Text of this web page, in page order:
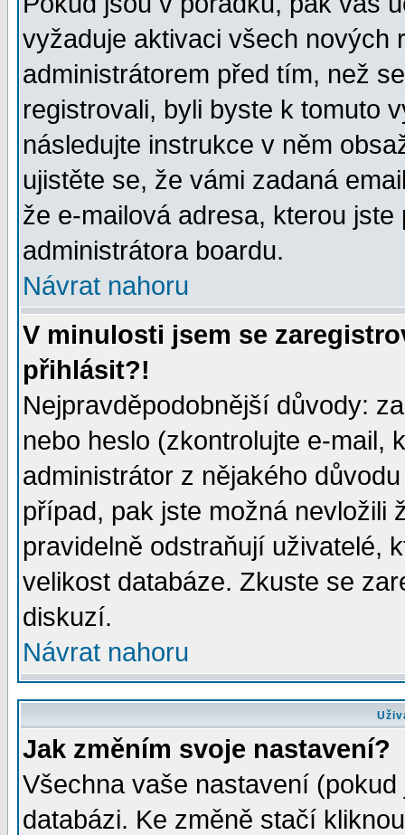
vyžaduje aktivaci všech nových
administrátorem před tím, než
registrovali, byli byste k tomuto
následujte instrukce v něm
ujistěte se, že vámi zadaná
že e-mailová adresa, kterou
administrátora boardu.
Návrat nahoru
V minulosti jsem se
přihlásit?!
Nejpravděpodobnější důvody:
nebo heslo (zkontrolujte e-mail,
administrátor z nějakého
případ, pak jste možná nevložili
pravidelně odstraňují uživatelé,
velikost databáze. Zkuste se
diskuzí.
Návrat nahoru
Jak změním svoje nastavení?
Všechna vaše nastavení
databázi. Ke změně stačí